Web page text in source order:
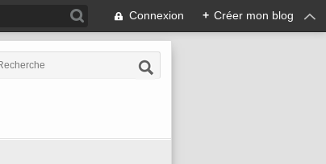
Connexion + Créer mon blog